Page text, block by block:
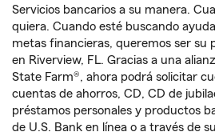
Servicios bancarios a su manera.
quiera. Cuando esté buscando
metas financieras, queremos ser su
en Riverview, FL. Gracias a una
State Farm®, ahora podrá solicitar
cuentas de ahorros, CD, CD de
préstamos personales y productos
de U.S. Bank en línea o a través de